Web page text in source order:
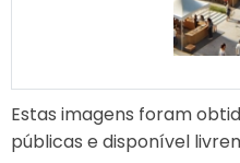
Estas imagens foram
públicas e disponível